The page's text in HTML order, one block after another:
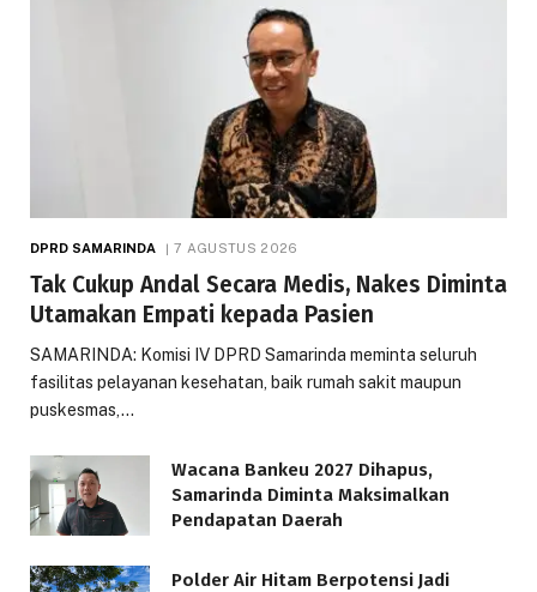
DPRD SAMARINDA 7 AGUSTUS 2026
Tak Cukup Andal Secara Medis, Nakes Diminta
Utamakan Empati kepada Pasien
SAMARINDA: Komisi IV DPRD Samarinda meminta seluruh
fasilitas pelayanan kesehatan, baik rumah sakit maupun
puskesmas,…
Wacana Bankeu 2027 Dihapus,
Samarinda Diminta Maksimalkan
Pendapatan Daerah
Polder Air Hitam Berpotensi Jadi